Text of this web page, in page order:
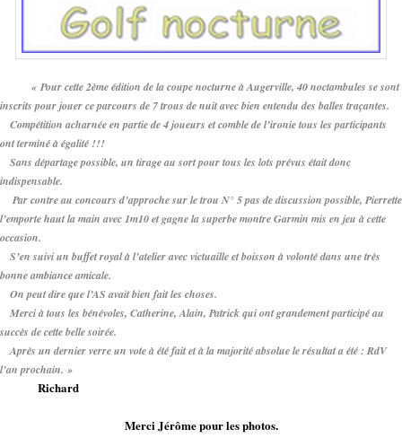
« Pour cette 2ème édition de la coupe nocturne à Augerville, 40 noctambules se sont
inscrits pour jouer ce parcours de 7 trous de nuit avec bien entendu des balles traçantes.
Compétition acharnée en partie de 4 joueurs et comble de l’ironie tous les participants
ont terminé à égalité !!!
Sans départage possible, un tirage au sort pour tous les lots prévus était donc
indispensable.
Par contre au concours d’approche sur le trou N° 5 pas de discussion possible, Pierrette
l’emporte haut la main avec 1m10 et gagne la superbe montre Garmin mis en jeu à cette
occasion.
S’en suivi un buffet royal à l’atelier avec victuaille et boisson à volonté dans une très
bonne ambiance amicale.
On peut dire que l’AS avait bien fait les choses.
Merci à tous les bénévoles, Catherine, Alain, Patrick qui ont grandement participé au
succès de cette belle soirée.
Après un dernier verre un vote à été fait et à la majorité absolue le résultat a été : RdV
l’an prochain. »
Richard
Merci Jérôme pour les photos.